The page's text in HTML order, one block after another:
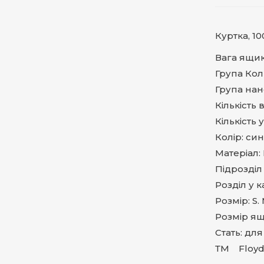
Куртка,
Вага
Група
Група
Кількість
Колір:
Розділ у
Розмір: S.
Розмір
Стать:
ТМ Floyd